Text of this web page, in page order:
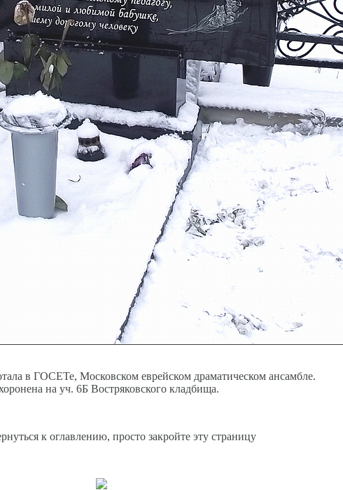
в ГОСЕТе, Московском еврейском драматическом ансамбле.
на уч. 6Б Востряковского кладбища.